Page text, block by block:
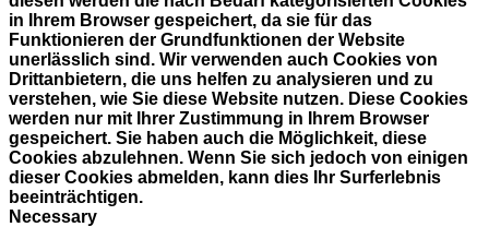
in Ihrem Browser gespeichert, da sie für das
Funktionieren der Grundfunktionen der Website
unerlässlich sind. Wir verwenden auch Cookies von
Drittanbietern, die uns helfen zu analysieren und zu
verstehen, wie Sie diese Website nutzen. Diese Cookies
werden nur mit Ihrer Zustimmung in Ihrem Browser
gespeichert. Sie haben auch die Möglichkeit, diese
Cookies abzulehnen. Wenn Sie sich jedoch von einigen
dieser Cookies abmelden, kann dies Ihr Surferlebnis
beeinträchtigen.
Necessary